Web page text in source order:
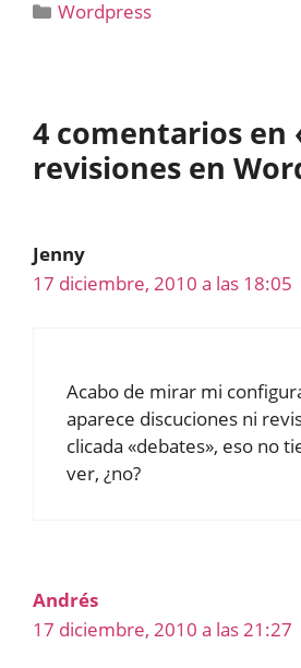
Categorías
Wordpress
4 comentarios en
revisiones en
Jenny
17 diciembre, 2010 a las 18:05
Acabo de mirar mi
aparece discuciones ni
clicada «debates», eso no
ver, ¿no?
Andrés
17 diciembre, 2010 a las 21:27